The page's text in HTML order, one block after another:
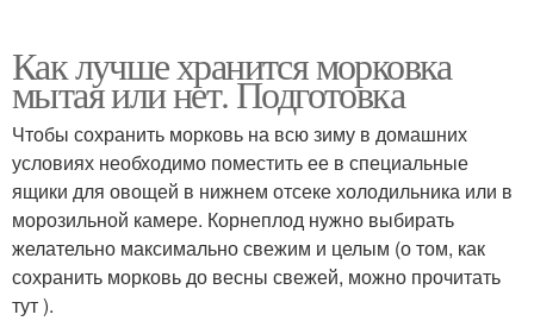
Как лучше хранится морковка
мытая или нет. Подготовка
Чтобы сохранить морковь на всю зиму в домашних
условиях необходимо поместить ее в специальные
ящики для овощей в нижнем отсеке холодильника или в
морозильной камере. Корнеплод нужно выбирать
желательно максимально свежим и целым (о том, как
сохранить морковь до весны свежей, можно прочитать
тут ).